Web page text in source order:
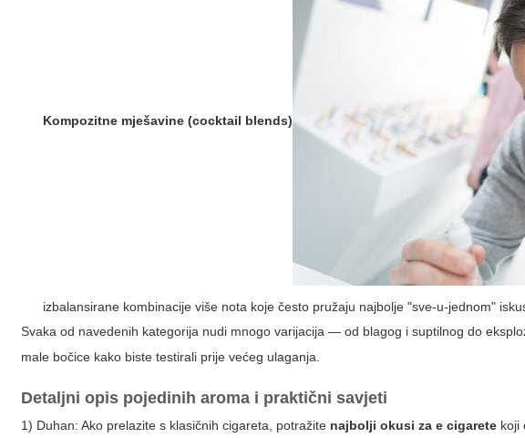
Kompozitne mješavine (cocktail blends)
izbalansirane kombinacije više nota koje često pružaju najbolje "sve-u-jednom"
Svaka od navedenih kategorija nudi mnogo varijacija — od blagog i suptilnog do
male bočice kako biste testirali prije većeg ulaganja.
Detaljni opis pojedinih aroma i praktični savjeti
1) Duhan: Ako prelazite s klasičnih cigareta, potražite najbolji okusi za e cigarete koji